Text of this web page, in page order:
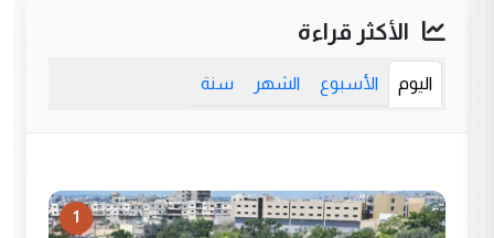
الأكثر قراءة
اليوم الأسبوع الشهر سنة
1